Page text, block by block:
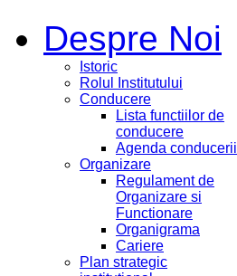
Despre Noi
Istoric
Rolul Institutului
Conducere
Lista functiilor de
conducere
Agenda conducerii
Organizare
Regulament de
Organizare si
Functionare
Organigrama
Cariere
Plan strategic